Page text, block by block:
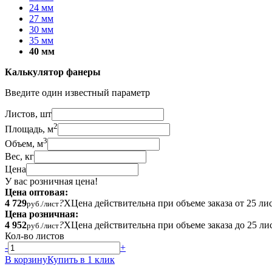
24 мм
27 мм
30 мм
35 мм
40 мм
Калькулятор фанеры
Введите один известный параметр
Листов, шт
Площадь, м2
Объем, м3
Вес, кг
Цена
У вас розничная цена!
Цена оптовая:
4 729руб./лист?XЦена действительна при объеме заказа от 25
Цена розничная:
4 952руб./лист?XЦена действительна при объеме заказа до 25
Кол-во листов
-
+
В корзинуКупить в 1 клик